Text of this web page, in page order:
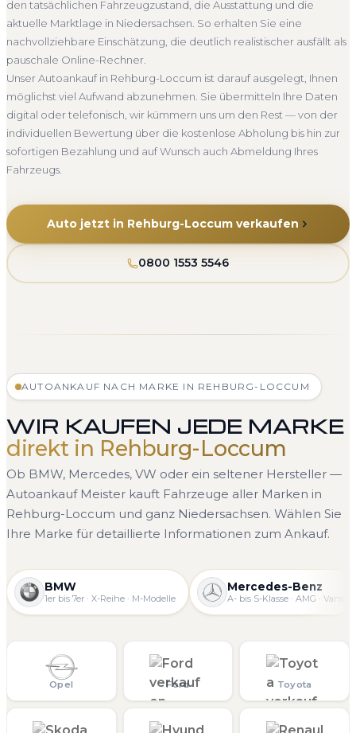
zufriedene Kunden sprechen für sich.
Seit 2010 4.800+ Ankäufe
Komplettservice
Niedersachsen
den tatsächlichen Fahrzeugzustand, die Ausstattung und die
aktuelle Marktlage in Niedersachsen. So erhalten Sie eine
nachvollziehbare Einschätzung, die deutlich realistischer ausfällt als
pauschale Online-Rechner.
Unser Autoankauf in Rehburg-Loccum ist darauf ausgelegt, Ihnen
möglichst viel Aufwand abzunehmen. Sie übermitteln Ihre Daten
digital oder telefonisch, wir kümmern uns um den Rest — von der
individuellen Bewertung über die kostenlose Abholung bis hin zur
sofortigen Bezahlung und auf Wunsch auch Abmeldung Ihres
Fahrzeugs.
Auto jetzt in Rehburg-Loccum verkaufen
0800 1553 5546
AUTOANKAUF NACH MARKE IN REHBURG-LOCCUM
WIR KAUFEN JEDE MARKE
direkt in Rehburg-Loccum
Ob BMW, Mercedes, VW oder ein seltener Hersteller —
Autoankauf Meister kauft Fahrzeuge aller Marken in
Rehburg-Loccum und ganz Niedersachsen. Wählen Sie
Ihre Marke für detaillierte Informationen zum Ankauf.
BMW
1er bis 7er · X-Reihe · M-Modelle
Mercedes-Benz
A- bis S-Klasse · AMG · Vans
Opel Ford Toyota